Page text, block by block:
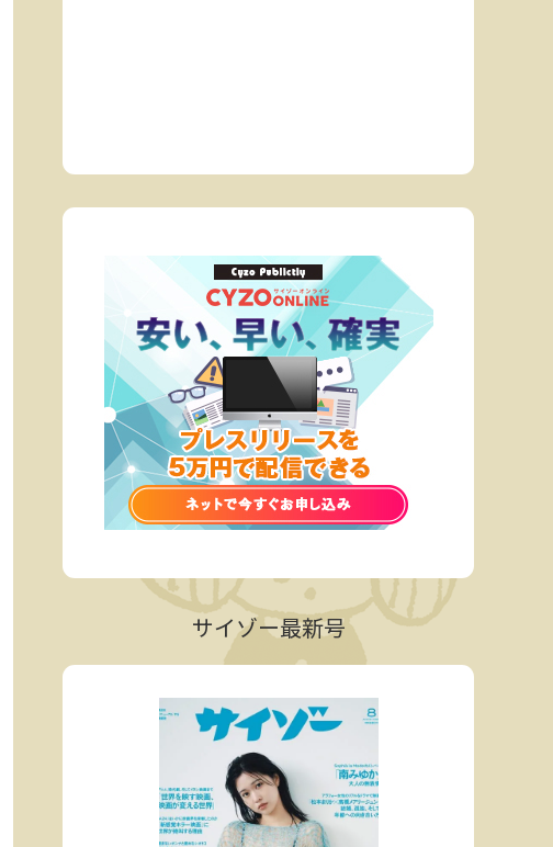
サイゾー最新号